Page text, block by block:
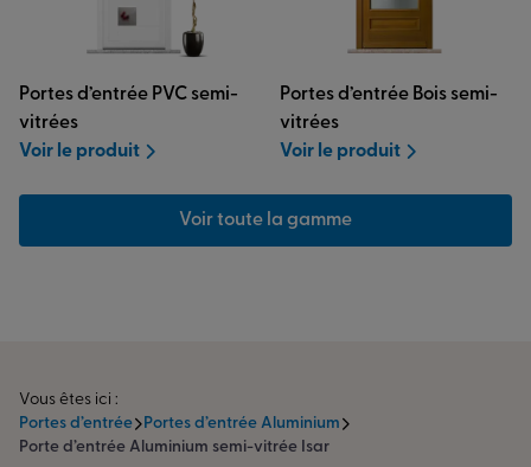
Portes d’entrée PVC semi-
vitrées
Voir le produit
Portes d’entrée Bois semi-
vitrées
Voir le produit
Voir toute la gamme
Vous êtes ici :
Portes d’entrée
Portes d’entrée Aluminium
Porte d’entrée Aluminium semi-vitrée Isar